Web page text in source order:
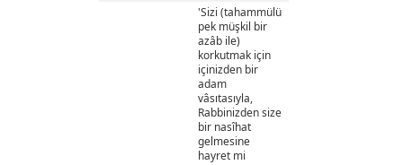
'Sizi (tahammülü
pek müşkil bir
azâb ile)
korkutmak için
içinizden bir
adam
vâsıtasıyla,
Rabbinizden size
bir nasîhat
gelmesine
hayret mi